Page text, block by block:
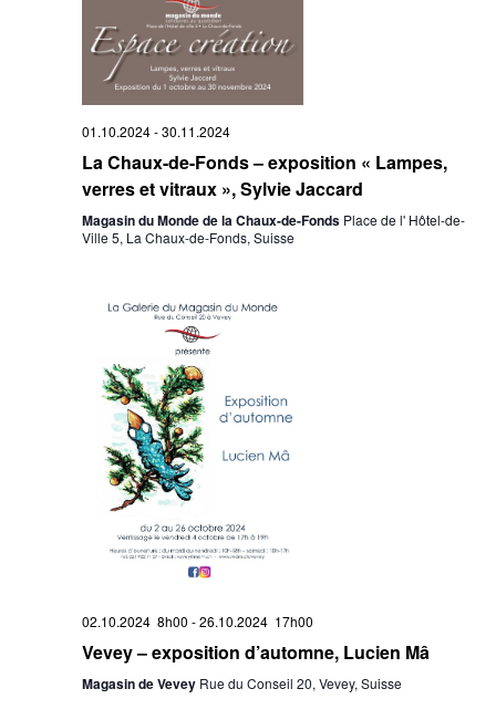
01.10.2024-30.11.2024
La Chaux-de-Fonds – exposition « Lampes,
verres et vitraux », Sylvie Jaccard
Magasin du Monde de la Chaux-de-Fonds Place de l' Hôtel-de-
Ville 5, La Chaux-de-Fonds, Suisse
02.10.2024 8h00 -26.10.2024 17h00
Vevey – exposition d’automne, Lucien Mâ
Magasin de Vevey Rue du Conseil 20, Vevey, Suisse